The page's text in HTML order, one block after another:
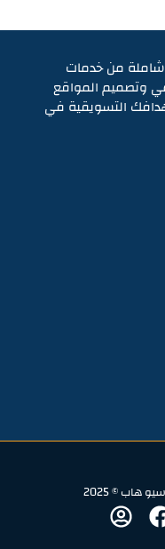
من خدمات
وتصميم المواقع
التسويقية في
© 2025